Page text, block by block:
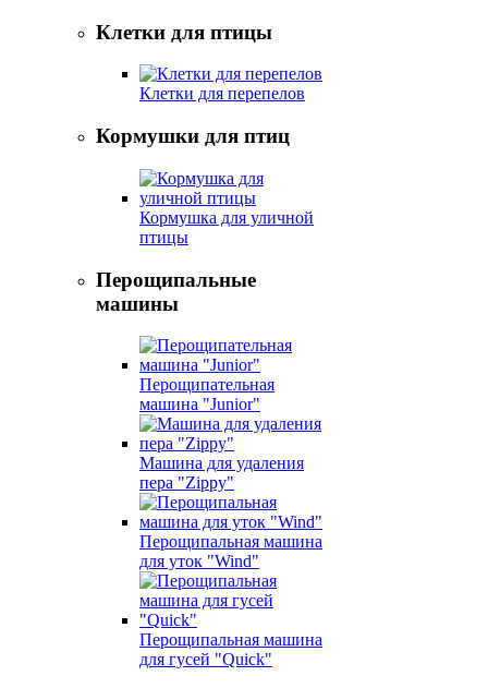
Клетки для птицы
Клетки для перепелов
Кормушки для птиц
Кормушка для уличной
птицы
Перощипальные
машины
Перощипательная
машина "Junior"
Машина для удаления
пера "Zippy"
Перощипальная машина
для уток "Wind"
Перощипальная машина
для гусей "Quick"